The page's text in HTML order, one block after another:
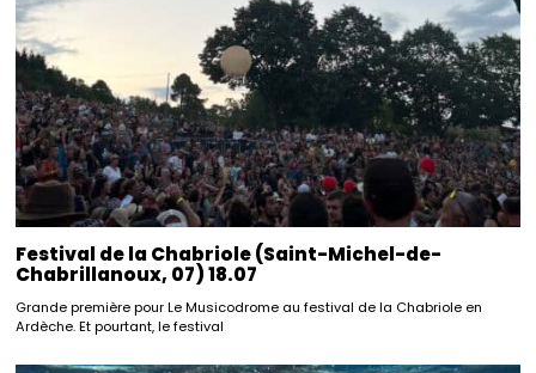
Festival de la Chabriole (Saint-Michel-de-
Chabrillanoux, 07) 18.07
Grande première pour Le Musicodrome au festival de la Chabriole en
Ardèche. Et pourtant, le festival